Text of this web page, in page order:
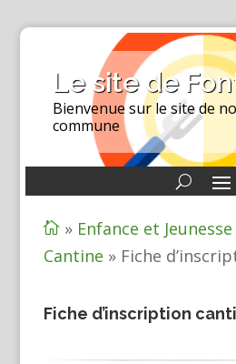
Le site de
Bienvenue sur le site de
commune
» Enfance et Jeunesse
Cantine » Fiche
Fiche d’inscription